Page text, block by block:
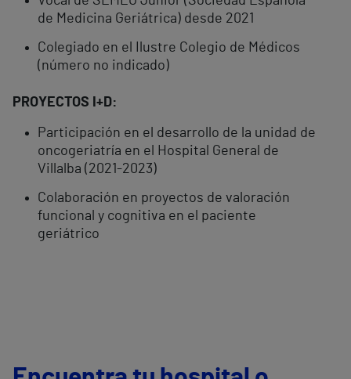
de Medicina Geriátrica) desde 2021
Colegiado en el Ilustre Colegio de Médicos
(número no indicado)
PROYECTOS I+D:
Participación en el desarrollo de la unidad de
oncogeriatría en el Hospital General de
Villalba (2021-2023)
Colaboración en proyectos de valoración
funcional y cognitiva en el paciente
geriátrico